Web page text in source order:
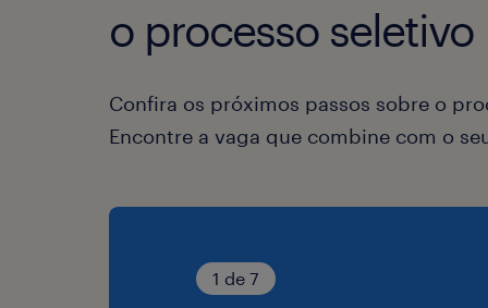
o processo seletivo
Confira os próximos passos sobre o
Encontre a vaga que combine com o
1 de 7